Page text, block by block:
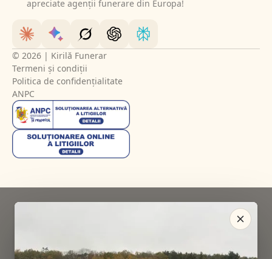
apreciate agenții funerare din Europa!
© 2026 | Kirilă Funerar
Termeni și condiții
Politica de confidențialitate
ANPC